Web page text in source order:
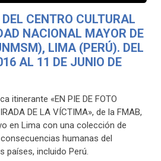
CENTRO CULTURAL
NACIONAL MAYOR DE
LIMA (PERÚ). DEL
AL 11 DE JUNIO DE
itinerante «EN PIE DE FOTO
DE LA VÍCTIMA», de la FMAB,
en Lima con una colección de
humanas del
países, incluido Perú.